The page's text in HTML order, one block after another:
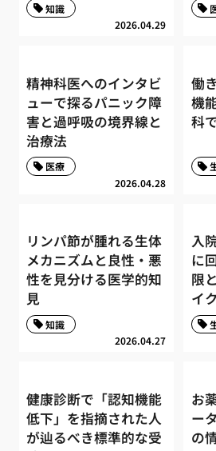
2026.04.29
知識
精神科医へのインタビ
ューで探るパニック障
害と過呼吸の境界線と
治療法
2026.04.28
医療
働
機
科
リンパ節が腫れる生体
メカニズムと良性・悪
性を見分ける医学的知
見
2026.04.27
知識
入
に
限
イ
健康診断で「認知機能
低下」を指摘された人
が辿るべき標準的な受
お
ー
の